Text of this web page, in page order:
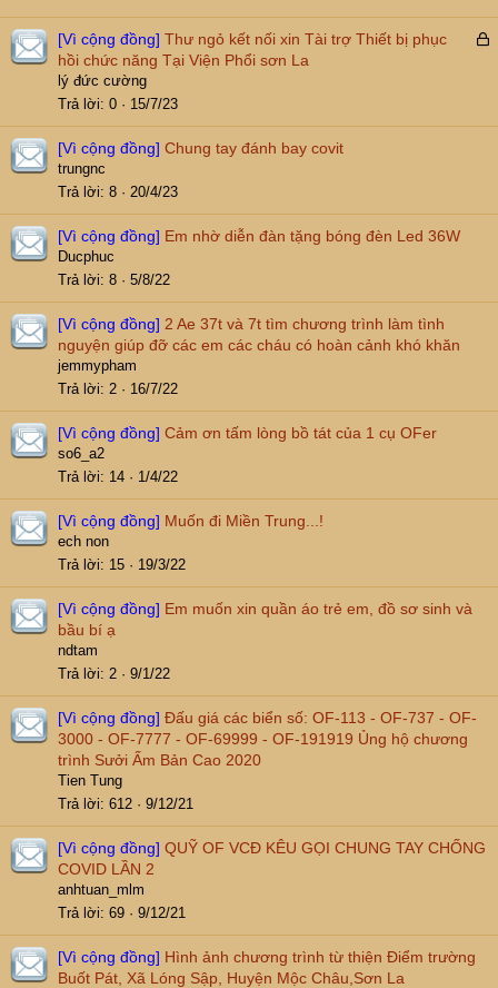
Đ
ó
[Vì cộng đồng] Thư ngỏ kết nối xin Tài trợ Thiết bị phục
hồi chức năng Tại Viện Phổi sơn La
lý đức cường
Trả lời 0 15/7/23
[Vì cộng đồng] Chung tay đánh bay covit
trungnc
Trả lời 8 20/4/23
[Vì cộng đồng] Em nhờ diễn đàn tặng bóng đèn Led 36W
Ducphuc
Trả lời 8 5/8/22
[Vì cộng đồng] 2 Ae 37t và 7t tìm chương trình làm tình
nguyện giúp đỡ các em các cháu có hoàn cảnh khó khăn
jemmypham
Trả lời
2 16/7/22
[Vì cộng đồng] Cảm ơn tấm lòng bồ tát của 1 cụ OFer
so6_a2
Trả lời
14 1/4/22
[Vì cộng đồng] Muốn đi Miền Trung...!
ech non
Trả lời
15 19/3/22
[Vì cộng đồng] Em muốn xin quần áo trẻ em, đồ sơ sinh và
bầu bí ạ
ndtam
Trả lời
2 9/1/22
[Vì cộng đồng] Đấu giá các biển số: OF-113 - OF-737 - OF-
3000 - OF-7777 - OF-69999 - OF-191919 Ủng hộ chương
trình Sưởi Ấm Bản Cao 2020
Tien Tung
Trả lời 612 9/12/21
[Vì cộng đồng] QUỸ OF VCĐ KÊU GỌI CHUNG TAY CHỐNG
COVID LẦN 2
anhtuan_mlm
Trả lời 69 9/12/21
[Vì cộng đồng] Hình ảnh chương trình từ thiện Điểm trường
Buốt Pát, Xã Lóng Sập, Huyện Mộc Châu,Sơn La